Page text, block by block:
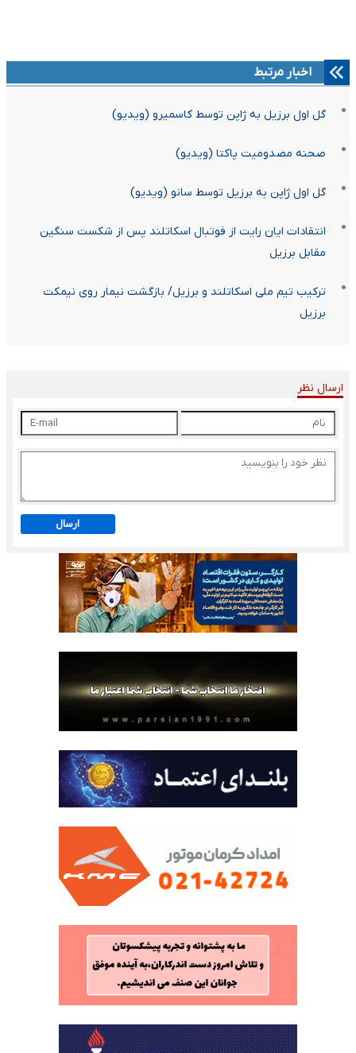
اخبار مرتبط
گل اول برزیل به ژاپن توسط کاسمیرو (ویدیو)
صحنه مصدومیت پاکتا (ویدیو)
گل اول ژاپن به برزیل توسط سانو (ویدیو)
انتقادات ایان رایت از فوتبال اسکاتلند پس از شکست سنگین
مقابل برزیل
ترکیب تیم ملی اسکاتلند و برزیل/ بازگشت نیمار روی نیمکت
برزیل
ارسال نظر
ارسال